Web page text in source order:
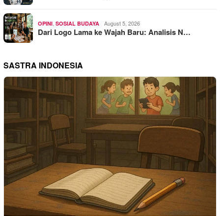
OPINI SOSIAL BUDAYA August 5, 2026
Dari Logo Lama ke Wajah Baru: Analisis N…
SASTRA INDONESIA